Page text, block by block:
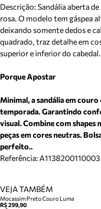
Descrição: Sandália aberta
rosa. O modelo tem gáspea
deixando somente dedos e
quadrado, traz detalhe em
superior e inferior do cabedal.
Porque Apostar
Minimal, a sandália em
temporada. Garantindo
visual. Combine com shapes
peças em cores neutras.
perfeito..
Referência: A1138200110003
VEJA TAMBÉM
Mocassim Preto Couro Luma
R$ 299,90